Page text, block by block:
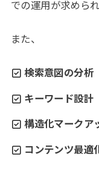
での運用が求められ
また、
検索意図の分析
キーワード設計
構造化マークア
コンテンツ最適